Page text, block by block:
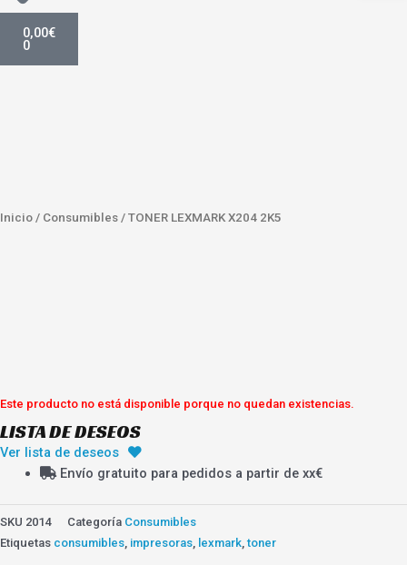
0,00€
0
Carrito
Inicio / Consumibles / TONER LEXMARK X204 2K5
Este producto no está disponible porque no quedan existencias.
LISTA DE DESEOS
Ver lista de deseos
Envío gratuito para pedidos a partir de xx€
SKU 2014 Categoría Consumibles
Etiquetas consumibles impresoras lexmark ,toner